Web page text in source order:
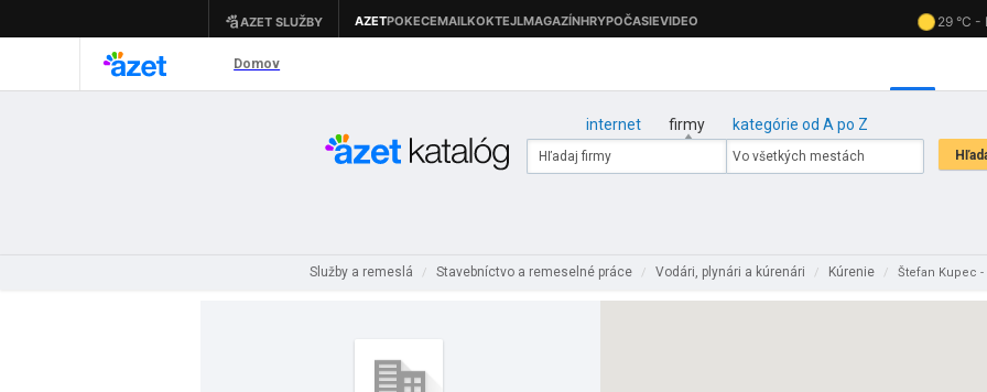
internet firmy kategórie od A po Z
Služby a remeslá / Stavebníctvo a remeselné práce / Vodári, plynári a kúrenári / Kúrenie / Štefan Kupec -